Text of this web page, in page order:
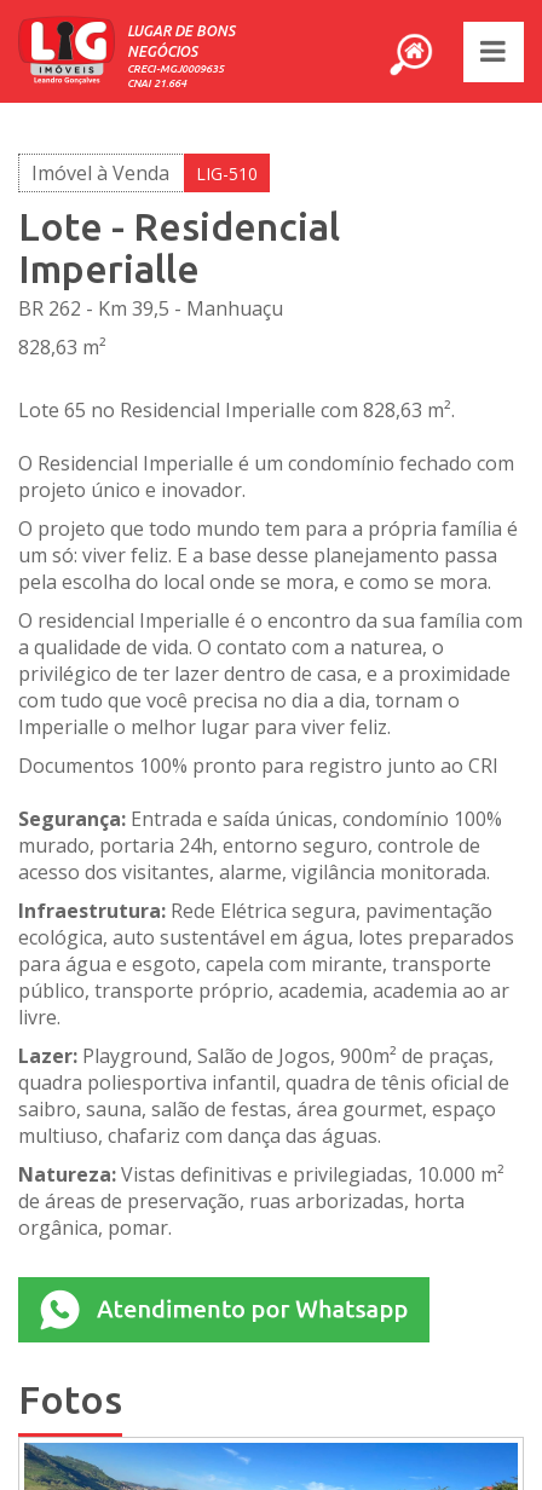
LUGAR DE BONS
NEGÓCIOS
CRECI-MGJ0009635
CNAI 21.664
Imóvel à Venda LIG-510
Lote - Residencial
Imperialle
BR 262 - Km 39,5 - Manhuaçu
828,63 m²
Lote 65 no Residencial Imperialle com 828,63 m².
O Residencial Imperialle é um condomínio fechado com
projeto único e inovador.
O projeto que todo mundo tem para a própria família é
um só: viver feliz. E a base desse planejamento passa
pela escolha do local onde se mora, e como se mora.
O residencial Imperialle é o encontro da sua família com
a qualidade de vida. O contato com a naturea, o
privilégico de ter lazer dentro de casa, e a proximidade
com tudo que você precisa no dia a dia, tornam o
Imperialle o melhor lugar para viver feliz.
Documentos 100% pronto para registro junto ao CRI
Segurança: Entrada e saída únicas, condomínio 100%
murado, portaria 24h, entorno seguro, controle de
acesso dos visitantes, alarme, vigilância monitorada.
Infraestrutura: Rede Elétrica segura, pavimentação
ecológica, auto sustentável em água, lotes preparados
para água e esgoto, capela com mirante, transporte
público, transporte próprio, academia, academia ao ar
livre.
Lazer: Playground, Salão de Jogos, 900m² de praças,
quadra poliesportiva infantil, quadra de tênis oficial de
saibro, sauna, salão de festas, área gourmet, espaço
multiuso, chafariz com dança das águas.
Natureza:Vistas definitivas e privilegiadas, 10.000 m²
de áreas de preservação, ruas arborizadas, horta
orgânica, pomar.
Fotos